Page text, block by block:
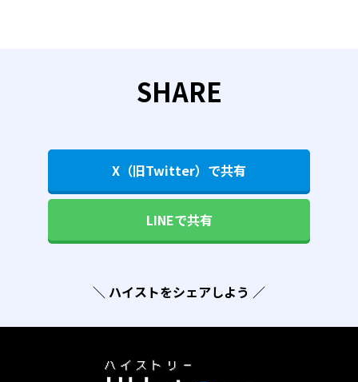
SHARE
X（旧Twitter）で共有
LINEで共有
＼ ハイストをシェアしよう ／